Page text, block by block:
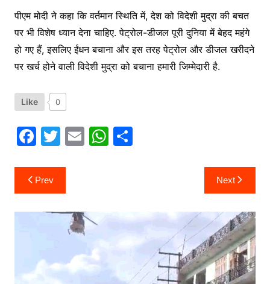
पीएम मोदी ने कहा कि वर्तमान स्थिति में, देश को विदेशी मुद्रा की बचत
पर भी विशेष ध्यान देना चाहिए. पेट्रोल-डीजल पूरी दुनिया में बेहद महंगे
हो गए हैं, इसलिए ईंधन बचाना और इस तरह पेट्रोल और डीजल खरीदने
पर खर्च होने वाली विदेशी मुद्रा को बचाना हमारी जिम्मेदारी है.
Like 0
F
c
e
b
k
T
itt
er
E W
A
p
S
Post
navigation
Prev Next